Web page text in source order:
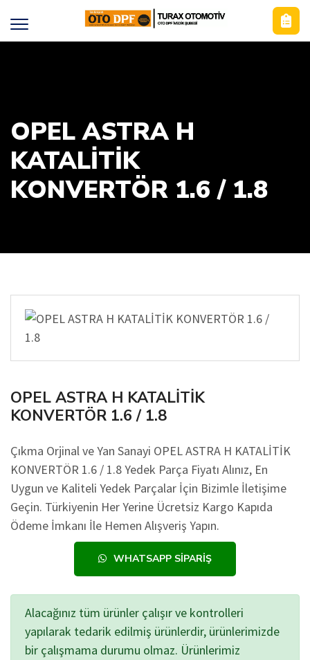
OPEL ASTRA H
KATALİTİK
KONVERTÖR 1.6 / 1.8
OPEL ASTRA H KATALİTİK
KONVERTÖR 1.6 / 1.8
Çıkma Orjinal ve Yan Sanayi OPEL ASTRA H KATALİTİK
KONVERTÖR 1.6 / 1.8 Yedek Parça Fiyatı Alınız, En
Uygun ve Kaliteli Yedek Parçalar İçin Bizimle İletişime
Geçin. Türkiyenin Her Yerine Ücretsiz Kargo Kapıda
Ödeme İmkanı İle Hemen Alışveriş Yapın.
WHATSAPP SIPARIŞ
Alacağınız tüm ürünler çalışır ve kontrolleri
yapılarak tedarik edilmiş ürünlerdir, ürünlerimizde
bir çalışmama durumu olmaz. Ürünlerimiz